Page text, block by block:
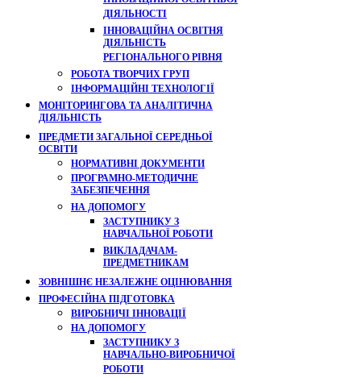
ДІЯЛЬНОСТІ
ІННОВАЦІЙНА ОСВІТНЯ
ДІЯЛЬНІСТЬ
РЕГІОНАЛЬНОГО РІВНЯ
РОБОТА ТВОРЧИХ ГРУП
ІНФОРМАЦІЙНІ ТЕХНОЛОГІЇ
МОНІТОРИНГОВА ТА АНАЛІТИЧНА
ДІЯЛЬНІСТЬ
ПРЕДМЕТИ ЗАГАЛЬНОЇ СЕРЕДНЬОЇ
ОСВІТИ
НОРМАТИВНІ ДОКУМЕНТИ
ПРОГРАМНО-МЕТОДИЧНЕ
ЗАБЕЗПЕЧЕННЯ
НА ДОПОМОГУ
ЗАСТУПНИКУ З
НАВЧАЛЬНОЇ РОБОТИ
ВИКЛАДАЧАМ-
ПРЕДМЕТНИКАМ
ЗОВНІШНЄ НЕЗАЛЕЖНЕ ОЦІНЮВАННЯ
ПРОФЕСІЙНА ПІДГОТОВКА
ВИРОБНИЧІ ІННОВАЦІЇ
НА ДОПОМОГУ
ЗАСТУПНИКУ З
НАВЧАЛЬНО-ВИРОБНИЧОЇ
РОБОТИ